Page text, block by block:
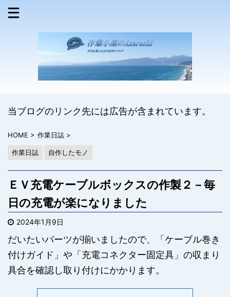
当ブログのリンク先には広告が含まれています。
HOME > 作業日誌 >
作業日誌 自作したモノ
ＥＶ充電ケーブルボックスの作製２－毎
日の充電が楽になりました
2024年1月9日
だいたいパーツが揃いましたので、「ケーブル巻き
付けガイド」や「充電コネクター固定具」の収まり
具合を確認し取り付けにかかります。